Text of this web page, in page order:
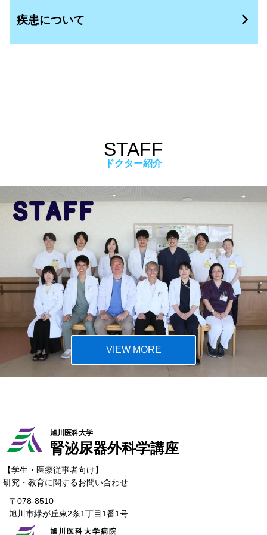
疾患について
STAFF
ドクター紹介
VIEW MORE
旭川医科大学
腎泌尿器外科学講座
【学生・医療従事者向け】
研究・教育に関するお問い合わせ
〒078-8510
旭川市緑が丘東2条1丁目1番1号
旭川医科大学病院